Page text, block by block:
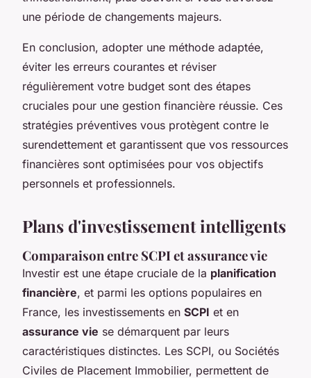
une période de changements majeurs.
En conclusion, adopter une méthode adaptée,
éviter les erreurs courantes et réviser
régulièrement votre budget sont des étapes
cruciales pour une gestion financière réussie. Ces
stratégies préventives vous protègent contre le
surendettement et garantissent que vos ressources
financières sont optimisées pour vos objectifs
personnels et professionnels.
Plans d'investissement intelligents
Comparaison entre SCPI et assurance vie
Investir est une étape cruciale de la planification
financière, et parmi les options populaires en
France, les investissements en SCPI et en
assurance vie se démarquent par leurs
caractéristiques distinctes. Les SCPI, ou Sociétés
Civiles de Placement Immobilier, permettent de